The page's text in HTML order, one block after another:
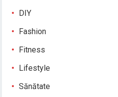
DIY
Fashion
Fitness
Lifestyle
Sănătate